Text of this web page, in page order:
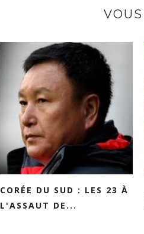
CORÉE DU SUD : LES 23 À
L'ASSAUT DE...